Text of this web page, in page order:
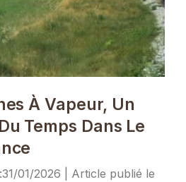
À Vapeur, Un
Temps Dans Le
31/01/2026